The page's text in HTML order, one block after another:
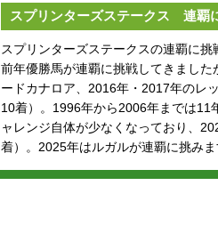
スプリンターズステークス 連覇
スプリンターズステークスの連覇に
前年優勝馬が連覇に挑戦してきまし
ードカナロア、2016年・2017年のレ
10着）。1996年から2006年までは11
ャレンジ自体が少なくなっており、
着）。2025年はルガルが連覇に挑みま